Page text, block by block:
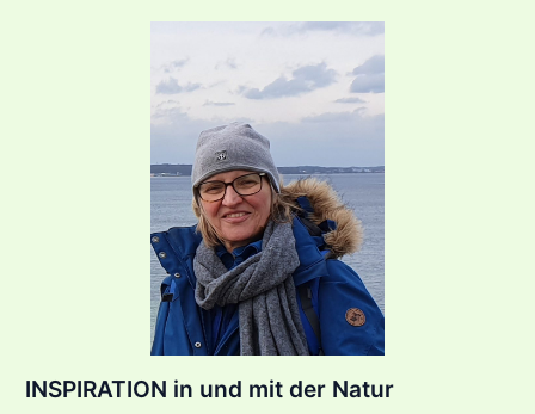
INSPIRATION in und mit der Natur